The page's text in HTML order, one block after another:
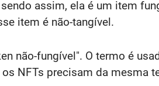
assim, ela é um item
item é não-tangível.
não-fungível". O termo é
NFTs precisam da mesma